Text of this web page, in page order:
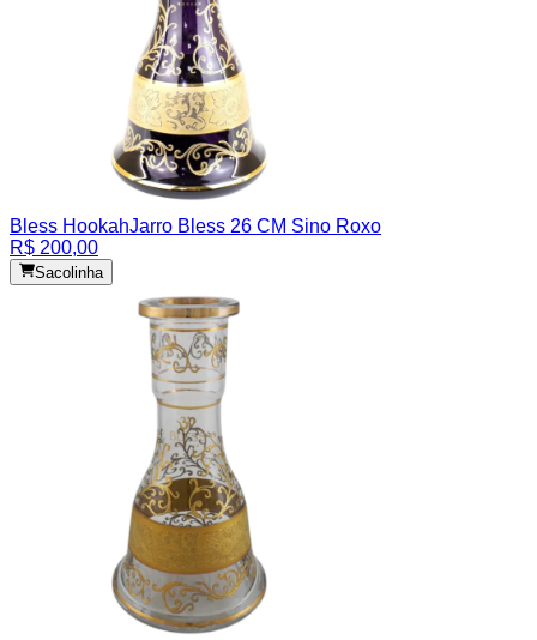
Bless HookahJarro Bless 26 CM Sino Roxo
R$ 200,00
Sacolinha